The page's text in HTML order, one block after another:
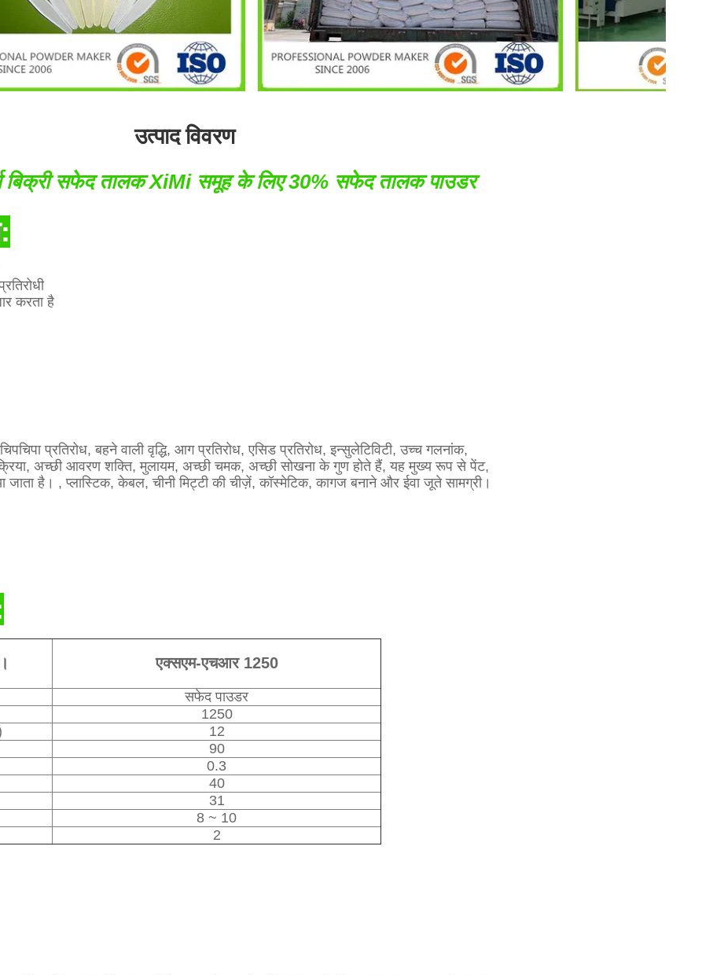
उत्पाद विवरण
बिक्री सफेद तालक XiMi समूह के लिए 30% सफेद तालक पाउडर
करता है
प्रतिरोध, बहने वाली वृद्धि, आग प्रतिरोध, एसिड प्रतिरोध, इन्सुलेटिविटी, उच्च गलनांक,
अच्छी आवरण शक्ति, मुलायम, अच्छी चमक, अच्छी सोखना के गुण होते हैं, यह मुख्य रूप से पेंट,
जाता है। , प्लास्टिक, केबल, चीनी मिट्टी की चीज़ें, कॉस्मेटिक, कागज बनाने और ईवा जूते सामग्री।
एक्सएम-एचआर 1250
सफेद पाउडर
1250
12
90
0.3
40
31
8 ~ 10
2